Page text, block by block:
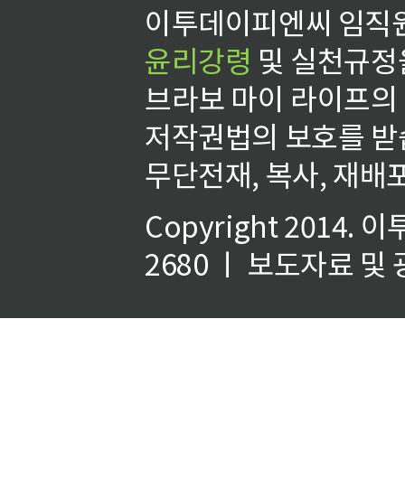
이투데이피엔씨 임
윤리강령 및 실천규
브라보 마이 라이프
저작권법의 보호를
무단전재, 복사, 재배
Copyright 2014. 이
2680 ㅣ 보도자료